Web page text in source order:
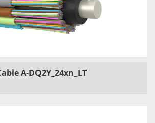
A-DQ2Y_24xn_LT